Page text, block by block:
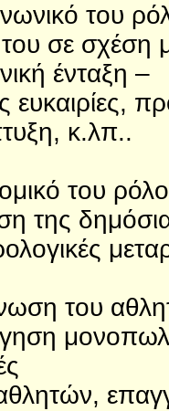
του
σε σχέση
ένταξη –
ευκαιρίες,
κ.λπ..
του
της
του